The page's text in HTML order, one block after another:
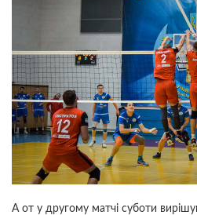
А от у другому матчі суботи